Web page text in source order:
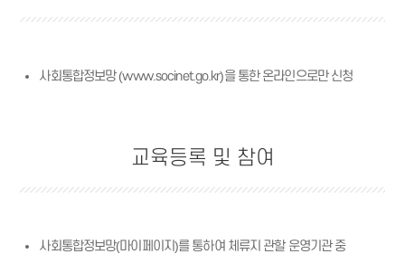
사회통합정보망(www.socinet.go.kr)을 통한 온라인으로만 신청
교육등록 및 참여
사회통합정보망(마이페이지)를 통하여 체류지 관할 운영기관 중